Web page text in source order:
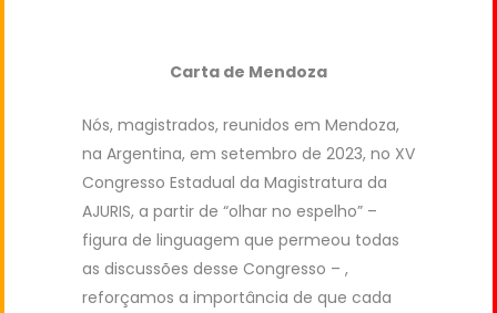
Carta de Mendoza
Nós, magistrados, reunidos em Mendoza,
na Argentina, em setembro de 2023, no XV
Congresso Estadual da Magistratura da
AJURIS, a partir de “olhar no espelho” –
figura de linguagem que permeou todas
as discussões desse Congresso – ,
reforçamos a importância de que cada